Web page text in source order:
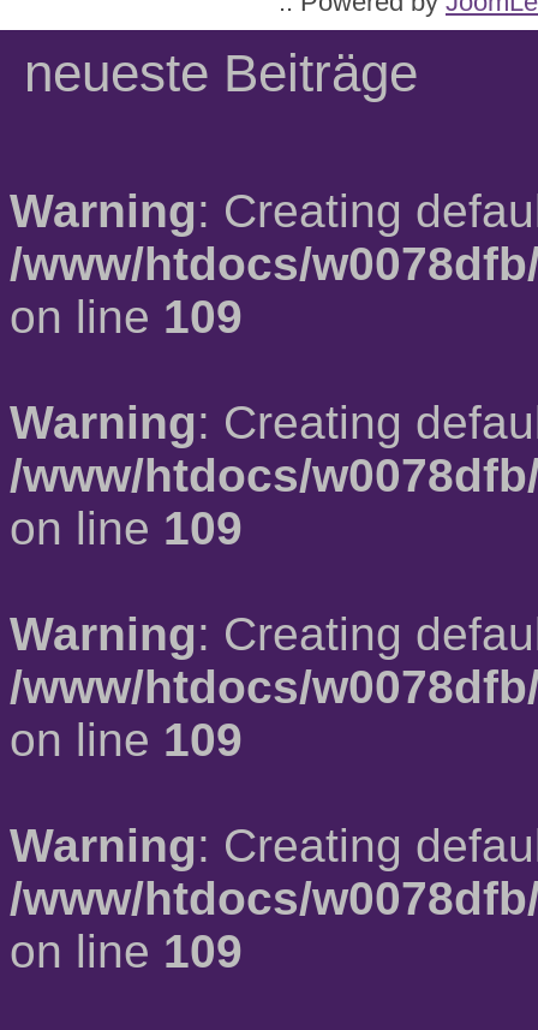
neueste Beiträge
Warning: Creating
/www/htdocs/
on line 109
Warning: Creating
/www/htdocs/
on line 109
Warning: Creating
/www/htdocs/
on line 109
Warning: Creating
/www/htdocs/
on line 109